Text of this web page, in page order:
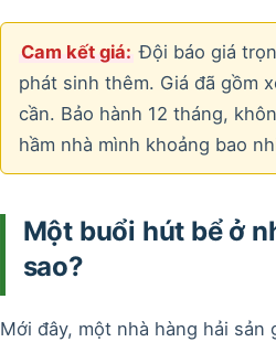
Cam kết giá: Đội báo giá
phát sinh thêm. Giá đã gồm
cần. Bảo hành 12 tháng,
hầm nhà mình khoảng bao
Một buổi hút bể ở
sao?
Mới đây, một nhà hàng hải